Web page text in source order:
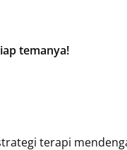
temanya!
terapi